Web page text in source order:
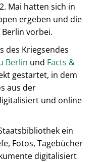
Mai hatten sich in
ergeben und die
vorbei.
des Kriegsendes
Berlin und Facts &
gestartet, in dem
aus der
und online
ein
Fotos, Tagebücher
digitalisiert